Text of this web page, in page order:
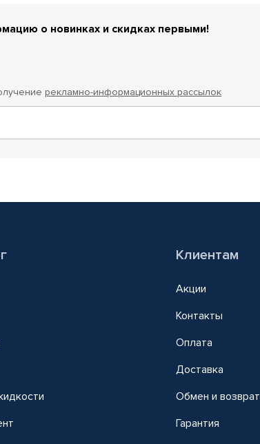
о новинках и скидках первыми!
рекламно-информационных рассылок
Клиентам
Акции
Контакты
Оплата
Доставка
Обмен и возврат
Гарантия